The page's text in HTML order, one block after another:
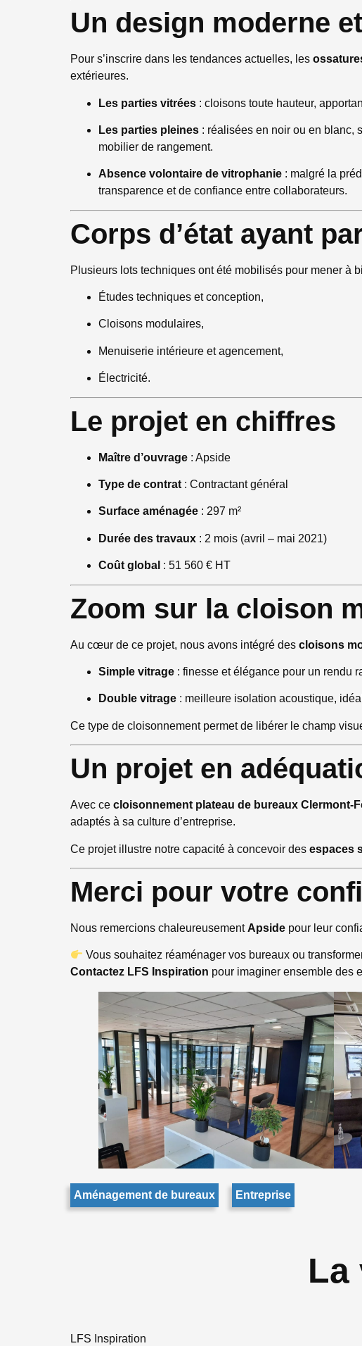
Un design moderne
Pour s’inscrire dans les tendances actuelles, les
extérieures.
Les parties vitrées : cloisons toute hauteur,
Les parties pleines : réalisées en noir ou en blanc,
mobilier de rangement.
Absence volontaire de vitrophanie : malgré la
transparence et de confiance entre collaborateurs.
Corps d’état ayant
Plusieurs lots techniques ont été mobilisés pour mener à
Études techniques et conception,
Cloisons modulaires,
Menuiserie intérieure et agencement,
Électricité.
Le projet en chiffres
Maître d’ouvrage : Apside
Type de contrat : Contractant général
Surface aménagée : 297 m²
Durée des travaux : 2 mois (avril – mai 2021)
Coût global : 51 560 € HT
Zoom sur la cloison
Au cœur de ce projet, nous avons intégré des cloisons
Simple vitrage : finesse et élégance pour un rendu
Double vitrage : meilleure isolation acoustique,
Ce type de cloisonnement permet de libérer le champ
Un projet en
Avec ce cloisonnement plateau de bureaux Clermont-
adaptés à sa culture d’entreprise.
Ce projet illustre notre capacité à concevoir des espaces
Merci pour votre
Nous remercions chaleureusement Apside pour leur
Vous souhaitez réaménager vos bureaux ou
Contactez LFS Inspiration pour imaginer ensemble des
Aménagement de bureaux Entreprise
La
LFS Inspiration